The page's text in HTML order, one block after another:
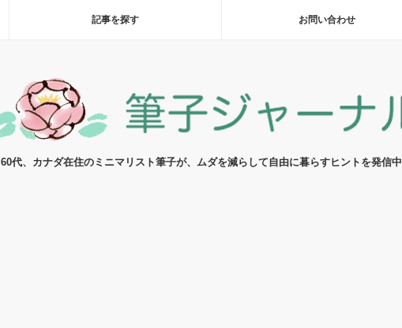
記事を探す お問い合わせ
60代、カナダ在住のミニマリスト筆子が、ムダを減らして自由に暮らすヒントを発信中